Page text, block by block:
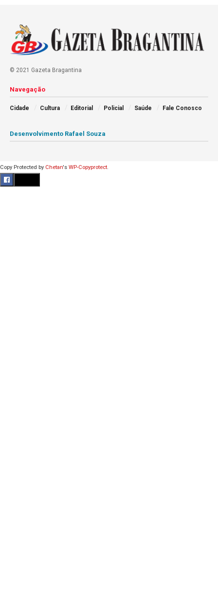
© 2021 Gazeta Bragantina
Navegação
Cidade Cultura Editorial Policial Saúde Fale Conosco
Desenvolvimento Rafael Souza
Copy Protected by Chetan's WP-Copyprotect.